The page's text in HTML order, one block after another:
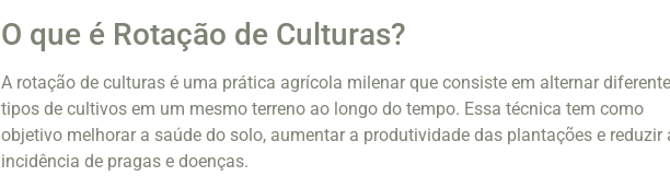
O que é Rotação de Culturas?
A rotação de culturas é uma prática agrícola milenar que consiste em alternar
tipos de cultivos em um mesmo terreno ao longo do tempo. Essa técnica tem como
objetivo melhorar a saúde do solo, aumentar a produtividade das plantações e reduzir
incidência de pragas e doenças.